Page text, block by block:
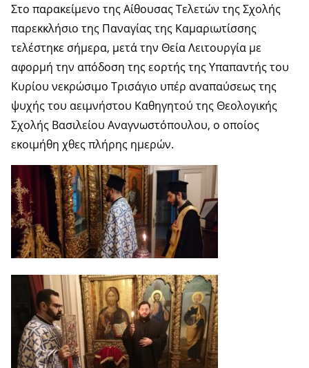
Στο παρακείμενο της Αίθουσας Τελετών της Σχολής
παρεκκλήσιο της Παναγίας της Καμαριωτίσσης
τελέστηκε σήμερα, μετά την Θεία Λειτουργία με
αφορμή την απόδοση της εορτής της Υπαπαντής του
Κυρίου νεκρώσιμο Τρισάγιο υπέρ αναπαύσεως της
ψυχής του αειμνήστου Καθηγητού της Θεολογικής
Σχολής Βασιλείου Αναγνωστόπουλου, ο οποίος
εκοιμήθη χθες πλήρης ημερών.